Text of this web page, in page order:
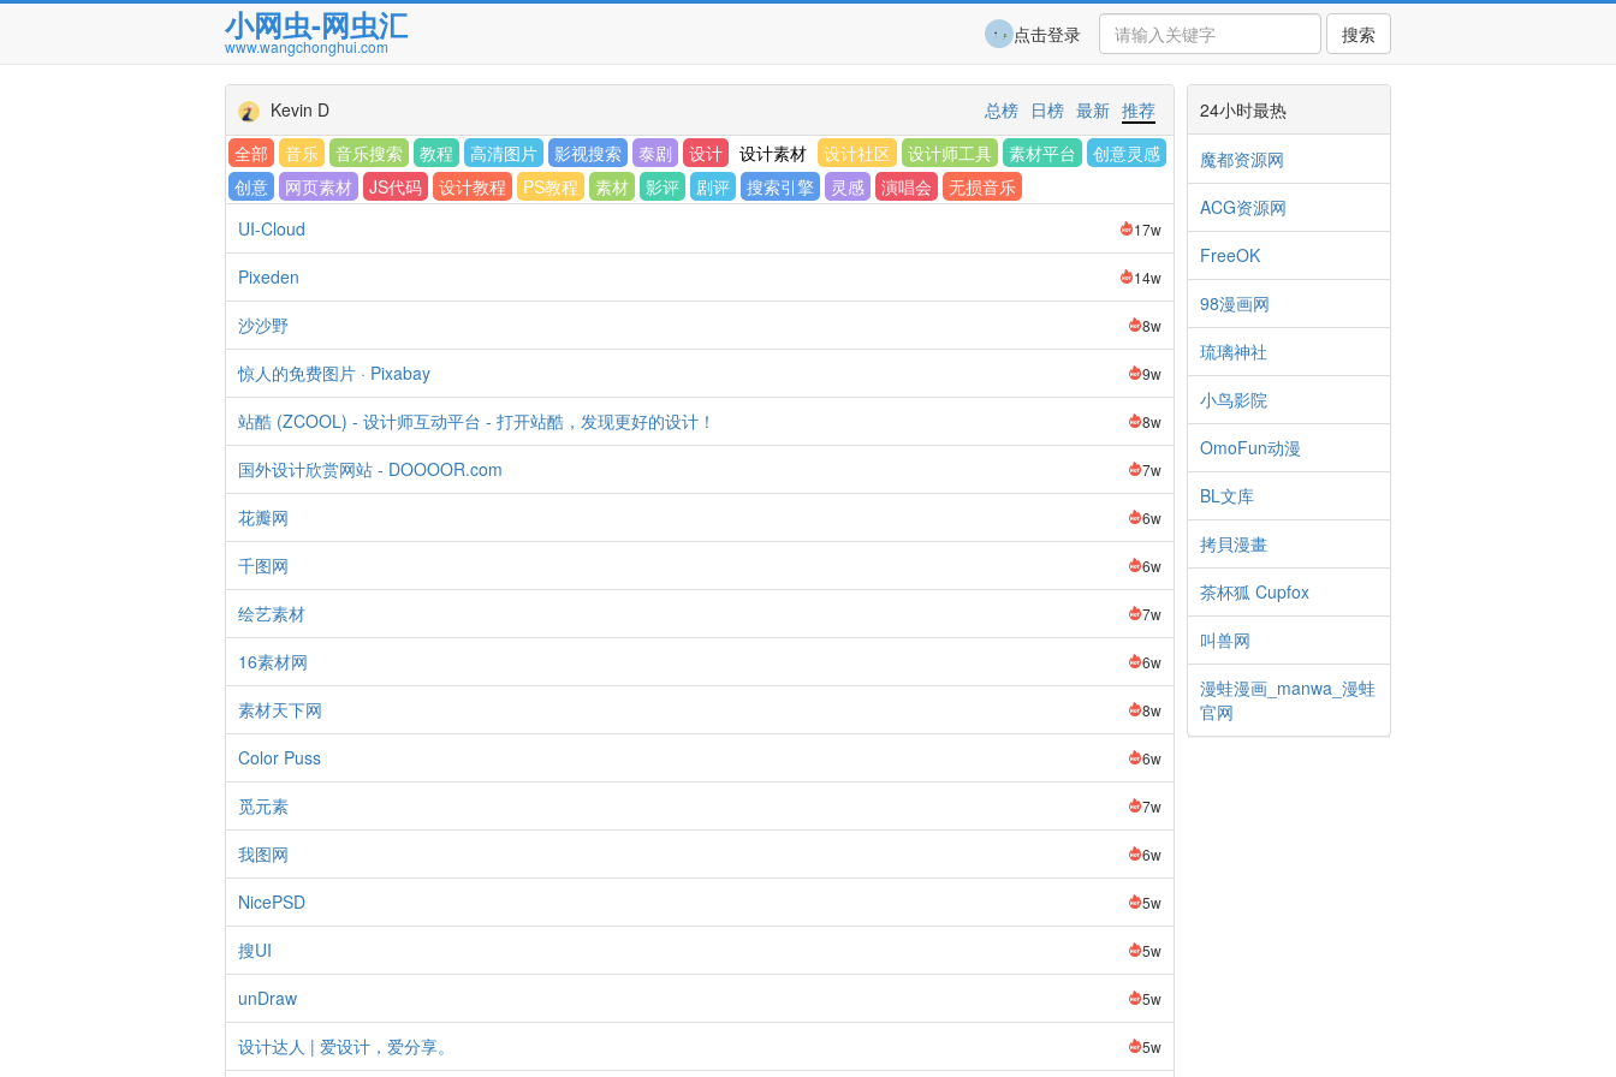
小网虫-网虫汇
www.wangchonghui.com 搜索
点击登录
Kevin D 推荐
最新
日榜
总榜
全部
音乐 音乐搜索 教程 高清图片 影视搜索 泰剧 设计 设计素材 设计社区 设计师工具 素材平台
创意灵感
创意
网页素材 JS代码 设计教程 PS教程 素材 影评 剧评 搜索引擎 灵感 演唱会
无损音乐
UI-Cloud
17w
Pixeden 14w
沙沙野 8w
惊人的免费图片 · Pixabay 9w
站酷 (ZCOOL) - 设计师互动平台 - 打开站酷，发现更好的设计！ 8w
国外设计欣赏网站 - DOOOOR.com 7w
花瓣网 6w
千图网 6w
绘艺素材 7w
16素材网 6w
素材天下网 8w
Color Puss 6w
觅元素 7w
我图网 6w
NicePSD 5w
搜UI 5w
unDraw 5w
设计达人 | 爱设计，爱分享。 5w
24小时最热
魔都资源网
ACG资源网
FreeOK
98漫画网
琉璃神社
小鸟影院
OmoFun动漫
BL文库
拷貝漫畫
茶杯狐 Cupfox
叫兽网
漫蛙漫画_manwa_漫蛙
官网